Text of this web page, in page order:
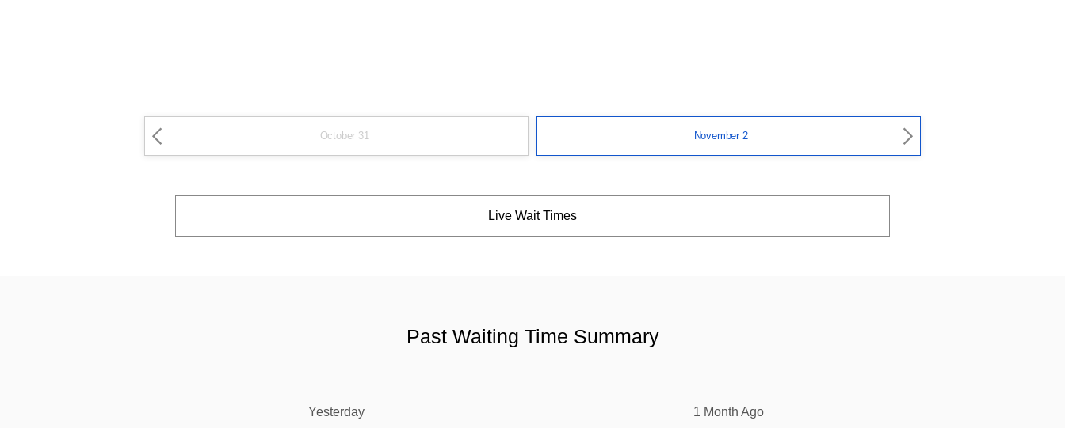
October 31 November 2
Live Wait Times
Past Waiting Time Summary
Yesterday 1 Month Ago